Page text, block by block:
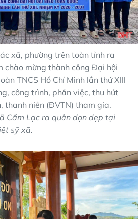
xã, phường trên toàn tỉnh ra
chào mừng thành công Đại hội
TNCS Hồ Chí Minh lần thứ XIII
công trình, phần việc, thu hút
thanh niên (ĐVTN) tham gia.
Cẩm Lạc ra quân dọn dẹp tại
sỹ xã.